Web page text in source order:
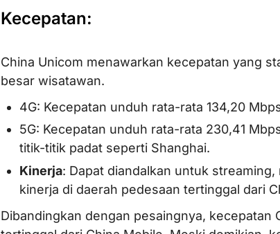
Kecepatan:
China Unicom menawarkan kecepatan yang
besar wisatawan.
4G: Kecepatan unduh rata-rata 134,20
5G: Kecepatan unduh rata-rata 230,41
titik-titik padat seperti Shanghai.
Kinerja: Dapat diandalkan untuk
kinerja di daerah pedesaan tertinggal dari
Dibandingkan dengan pesaingnya,